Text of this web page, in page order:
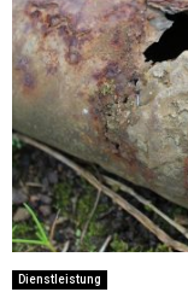
Dienstleistung